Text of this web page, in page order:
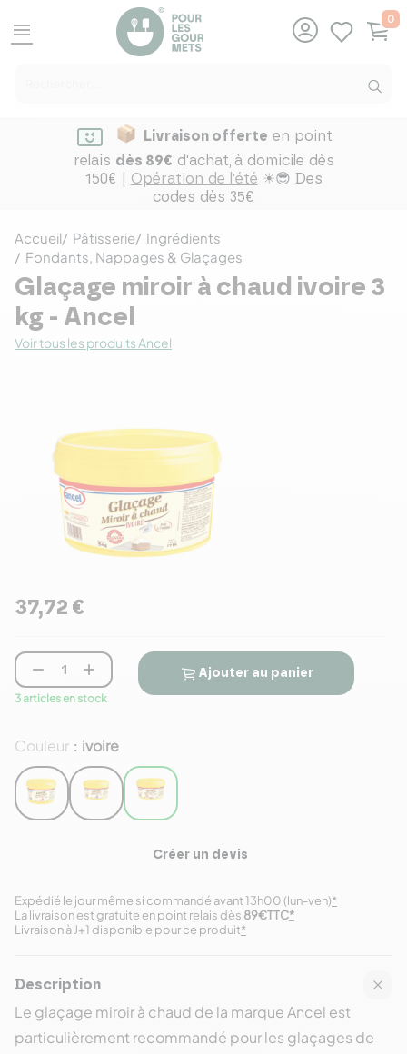
menu
0
Livraison offerte en point
relais dès 89€ d'achat, à domicile dès
150€ | Opération de l'été ☀😎 Des
codes dès 35€
Accueil Pâtisserie
Ingrédients
Fondants, Nappages & Glaçages
Glaçage miroir à chaud ivoire 3
kg - Ancel
Voir tous les produits Ancel
37,72 €
Couleur : ivoire
 
3 articles en stock
Ajouter au panier
Créer un devis
Expédié le jour même si commandé avant 13h00 (lun-ven)*
Livraison à J+1 disponible pour ce produit*
La livraison est gratuite en point relais dès 89€TTC*
Description
Le glaçage miroir à chaud de la marque Ancel est
particulièrement recommandé pour les glaçages de